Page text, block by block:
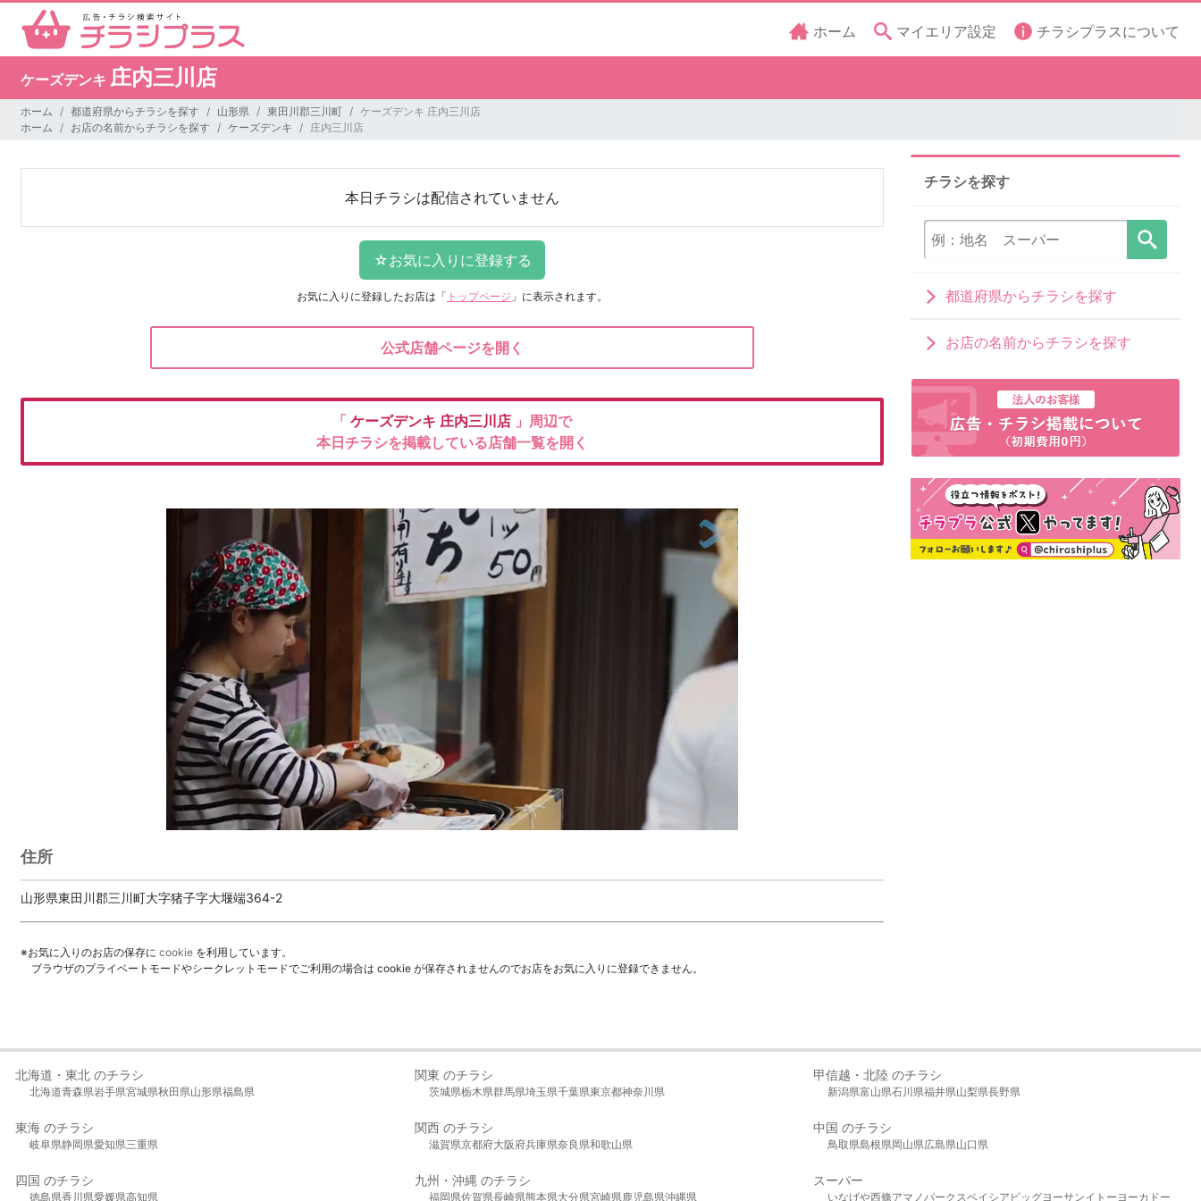
ホーム マイエリア設定 チラシプラスについて
ケーズデンキ 庄内三川店
ホーム 都道府県からチラシを探す 山形県 東田川郡三川町
ケーズデンキ 庄内三川店
ホーム
お店の名前からチラシを探す ケーズデンキ 庄内三川店
本日チラシは配信されていません
お気に入りに登録したお店は 「 トップページ 」に表示されます。
公式店舗ページを開く
「 ケーズデンキ 庄内三川店 」周辺で
本日チラシを掲載している店舗一覧を開く
住所
山形県東田川郡三川町大字猪子字大堰端364-2
※お気に入りのお店の保存に cookie を利用しています。
ブラウザのプライベートモードやシークレットモードでご利用の場合は cookie が保存されませんのでお店をお気に入りに登録できません。
チラシを探す
都道府県からチラシを探す
お店の名前からチラシを探す
北海道・東北 のチラシ
北海道青森県岩手県宮城県秋田県山形県福島県
関東 のチラシ
茨城県栃木県群馬県埼玉県千葉県東京都神奈川県
甲信越・北陸 のチラシ
新潟県富山県石川県福井県山梨県長野県
東海 のチラシ
岐阜県静岡県愛知県三重県
関西 のチラシ
滋賀県京都府大阪府兵庫県奈良県和歌山県
中国 のチラシ
鳥取県島根県岡山県広島県山口県
四国 のチラシ
徳島県香川県愛媛県高知県
九州・沖縄 のチラシ
福岡県佐賀県長崎県熊本県大分県宮崎県鹿児島県沖縄県
スーパー
いなげや西條アマノパークスベイシア ビッグヨーサンイトーヨーカドー